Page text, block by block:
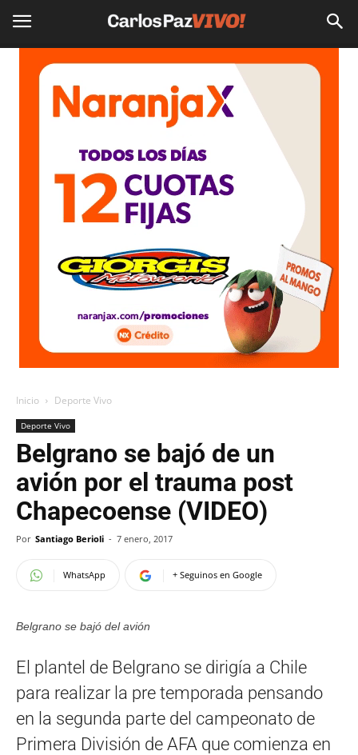
Inicio Deporte Vivo
Deporte Vivo
Belgrano se bajó de un
avión por el trauma post
Chapecoense (VIDEO)
Por Santiago Berioli - 7 enero, 2017
WhatsApp + Seguinos en Google
Belgrano se bajó del avión
El plantel de Belgrano se dirigía a Chile
para realizar la pre temporada pensando
en la segunda parte del campeonato de
Primera División de AFA que comienza en